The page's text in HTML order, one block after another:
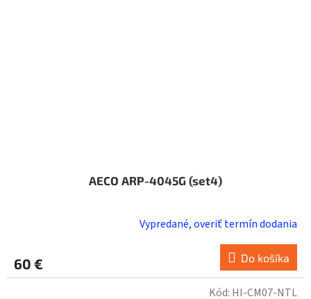
AECO ARP-4045G (set4)
Vypredané, overiť termín dodania
60 € Do košíka
Kód: HI-CM07-NTL